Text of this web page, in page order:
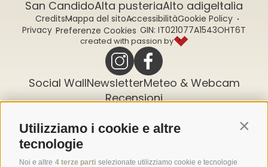
Utilizziamo i cookie e altre
tecnologie
Noi e altre 4 terze parti selezionate utilizziamo cookie e tecnologie
Social WallNewsletterMeteo & Webcam
Recensioni
San CandidoAlta pusteriaAlto adigeItalia
CreditsMappa del sitoAccessibilitàCookie Policy
Privacy Preferenze Cookies CIN: IT021077A1543OHT6T
created with passion by